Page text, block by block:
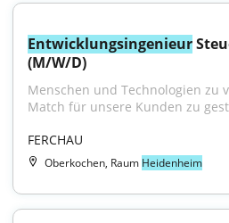
Entwicklungsingenieur
(M/W/D)
Menschen und Technologien zu
Match für unsere Kunden zu
FERCHAU
Oberkochen, Raum Heidenheim